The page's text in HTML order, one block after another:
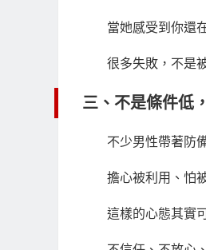
當她感受到你還
很多失敗，不是
三、不是條件低
不少男性帶著防
擔心被利用、怕
這樣的心態其實